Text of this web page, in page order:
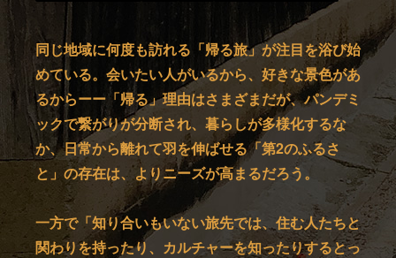
同じ地域に何度も訪れる「帰る旅」が注目を浴び始
めている。会いたい人がいるから、好きな景色があ
るからーー「帰る」理由はさまざまだが、パンデミ
ックで繋がりが分断され、暮らしが多様化するな
か、日常から離れて羽を伸ばせる「第2のふるさ
と」の存在は、よりニーズが高まるだろう。
一方で「知り合いもいない旅先では、住む人たちと
関わりを持ったり、カルチャーを知ったりするとっ